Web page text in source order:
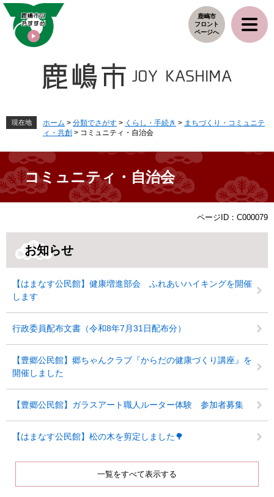
ペ
メ
鹿嶋市
フロント
ページへ
現在地 ホーム > 分類でさがす > くらし・手続き > まちづくり・コミュニテ
ィ・共創 > コミュニティ・自治会
コミュニティ・自治会
文
ページID：C000079
お知らせ
【はまなす公民館】健康増進部会 ふれあいハイキングを開催
します
行政委員配布文書（令和8年7月31日配布分）
【豊郷公民館】郷ちゃんクラブ『からだの健康づくり講座』を
開催しました
【豊郷公民館】ガラスアート職人ルーター体験 参加者募集
【はまなす公民館】松の木を剪定しました🌳
一覧をすべて表示する